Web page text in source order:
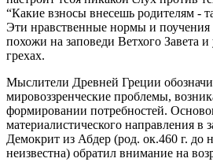
“Какие взносы внесешь родителям -
Эти нравственные нормы и
похожи на заповеди Ветхого Завета
грехах.
Мыслители Древней Греции
мировоззренческие проблемы,
формировании потребностей.
материалистического направления в
Демокрит из Абдер (род. ок.460 г. до
неизвестна) обратил внимание на